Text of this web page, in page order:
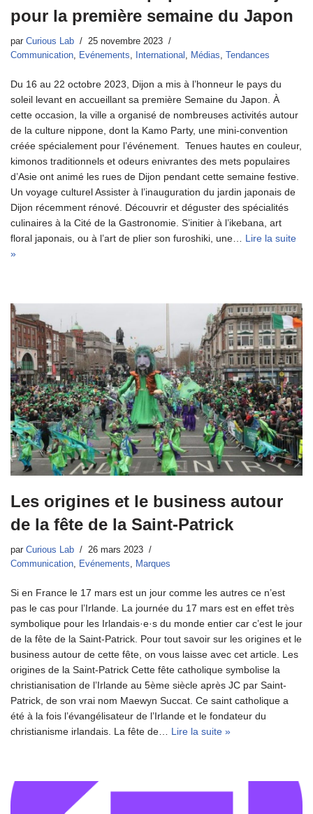
pour la première semaine du Japon
par Curious Lab
25 novembre 2023
Communication
Evénements International Médias Tendances
Du 16 au 22 octobre 2023, Dijon a mis à l’honneur le pays du
soleil levant en accueillant sa première Semaine du Japon. À
cette occasion, la ville a organisé de nombreuses activités autour
de la culture nippone, dont la Kamo Party, une mini-convention
créée spécialement pour l’événement. Tenues hautes en couleur,
kimonos traditionnels et odeurs enivrantes des mets populaires
d’Asie ont animé les rues de Dijon pendant cette semaine festive.
Un voyage culturel Assister à l’inauguration du jardin japonais de
Dijon récemment rénové. Découvrir et déguster des spécialités
culinaires à la Cité de la Gastronomie. S’initier à l’ikebana, art
floral japonais, ou à l’art de plier son furoshiki, une… Lire la suite
»
Les origines et le business autour
de la fête de la Saint-Patrick
par Curious Lab
26 mars 2023
Communication, Evénements, Marques
Si en France le 17 mars est un jour comme les autres ce n’est
pas le cas pour l’Irlande. La journée du 17 mars est en effet très
symbolique pour les Irlandais·e·s du monde entier car c’est le jour
de la fête de la Saint-Patrick. Pour tout savoir sur les origines et le
business autour de cette fête, on vous laisse avec cet article. Les
origines de la Saint-Patrick Cette fête catholique symbolise la
christianisation de l’Irlande au 5ème siècle après JC par Saint-
Patrick, de son vrai nom Maewyn Succat. Ce saint catholique a
été à la fois l’évangélisateur de l’Irlande et le fondateur du
christianisme irlandais. La fête de… Lire la suite »